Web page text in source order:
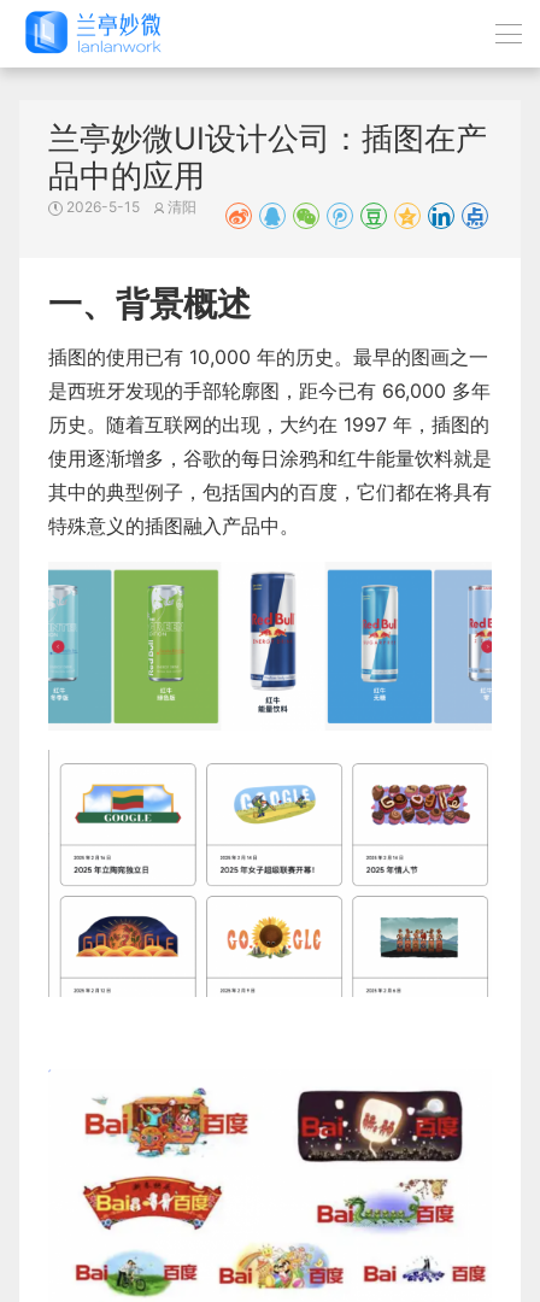
兰亭妙微UI设计公司：插图在产
品中的应用
2026-5-15 清阳
一、背景概述
插图的使用已有 10,000 年的历史。最早的图画之一
是西班牙发现的手部轮廓图，距今已有 66,000 多年
历史。随着互联网的出现，大约在 1997 年，插图的
使用逐渐增多，谷歌的每日涂鸦和红牛能量饮料就是
其中的典型例子，包括国内的百度，它们都在将具有
特殊意义的插图融入产品中。